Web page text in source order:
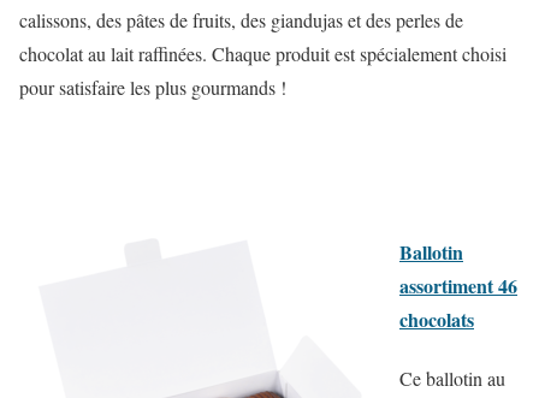
calissons, des pâtes de fruits, des giandujas et des perles de
chocolat au lait raffinées. Chaque produit est spécialement choisi
pour satisfaire les plus gourmands !
Ballotin
assortiment 46
chocolats
Ce ballotin au